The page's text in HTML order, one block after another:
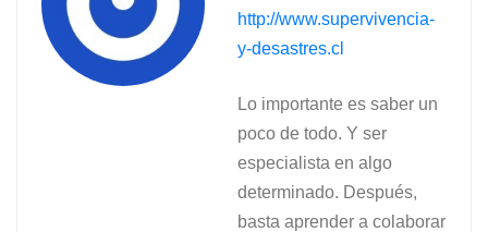
http://www.supervivencia-
y-desastres.cl
Lo importante es saber un
poco de todo. Y ser
especialista en algo
determinado. Después,
basta aprender a colaborar